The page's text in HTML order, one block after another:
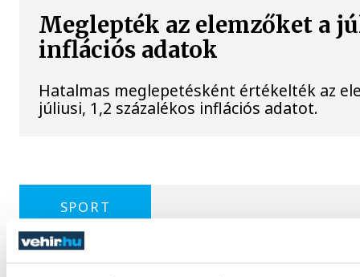
Meglepték az elemzőket a
inflációs adatok
Hatalmas meglepetésként értékelték az
júliusi, 1,2 százalékos inflációs adatot.
SPORT